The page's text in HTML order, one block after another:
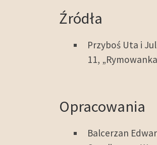
Źródła
Przyboś Uta i
11,
Opracowania
Balcerzan